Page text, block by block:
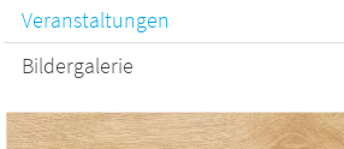
Veranstaltungen
Bildergalerie